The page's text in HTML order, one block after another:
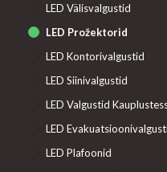
LED Välisvalgustid
LED Prožektorid
LED Kontorivalgustid
LED Siinivalgustid
LED Valgustid
LED
LED Plafoonid